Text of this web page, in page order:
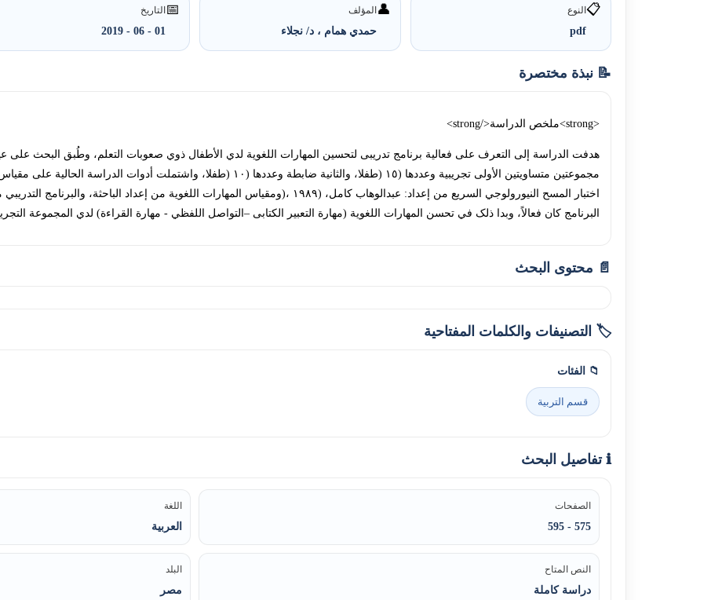
📋النوع
pdf
👤المؤلف
حمدي همام ، د/ نجلاء
📅التاريخ
01 - 06 - 2019
📝 نبذة مختصرة
<strong>ملخص الدراسة</strong>
مجموعتين متساويتين الأولى تجريبية وعددھا (١٥ (طفلا، والثانية ضابطة وعددھا (١٠ (طفلا،
اختبار المسح النيورولوجي السريع من إعداد: عبدالوھاب کامل، (١٩٨٩ ،(ومقياس المھارات اللغوية من إعداد
البرنامج کان فعالاً، وبدا ذلک في تحسن المھارات اللغوية (مھارة التعبير الکتابى –التواصل اللفظي - مھارة القراءة) لدي المجموعة
📄 محتوى البحث
🏷️ التصنيفات والكلمات المفتاحية
📁 الفئات
قسم التربية
ℹ️ تفاصيل البحث
الصفحات
575 - 595
اللغة
العربية
النص المتاح
دراسة كاملة
البلد
مصر